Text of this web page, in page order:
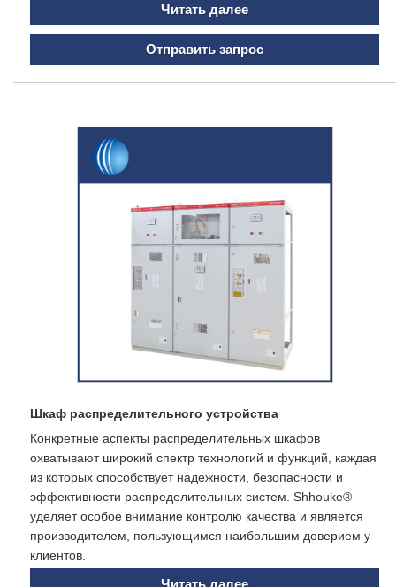
Читать далее
Отправить запрос
Шкаф распределительного устройства
Конкретные аспекты распределительных шкафов
охватывают широкий спектр технологий и функций, каждая
из которых способствует надежности, безопасности и
эффективности распределительных систем. Shhouke®
уделяет особое внимание контролю качества и является
производителем, пользующимся наибольшим доверием у
клиентов.
Читать далее